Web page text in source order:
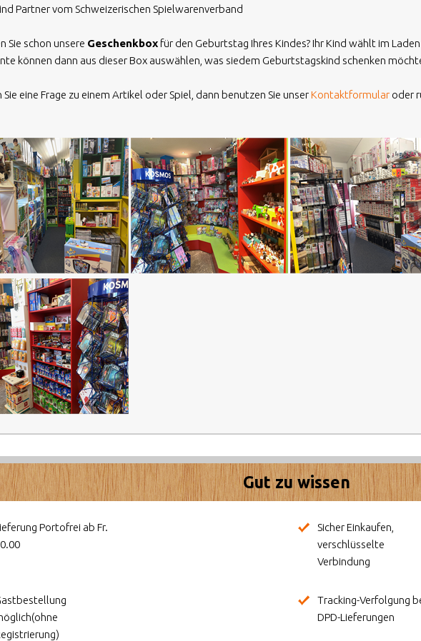
Partner vom Schweizerischen Spielwarenverband
Sie schon unsere Geschenkboxfür den Geburtstag Ihres Kindes? Ihr Kind wählt im
können dann aus dieser Box auswählen, was siedem Geburtstagskind schenken
Sie eine Frage zu einem Artikel oder Spiel, dann benutzen Sie unserKontaktformular oder
Gut zu wissen
Portofrei ab Fr.
Sicher Einkaufen,
verschlüsselte
Verbindung
Tracking-Verfolgung
DPD-Lieferungen